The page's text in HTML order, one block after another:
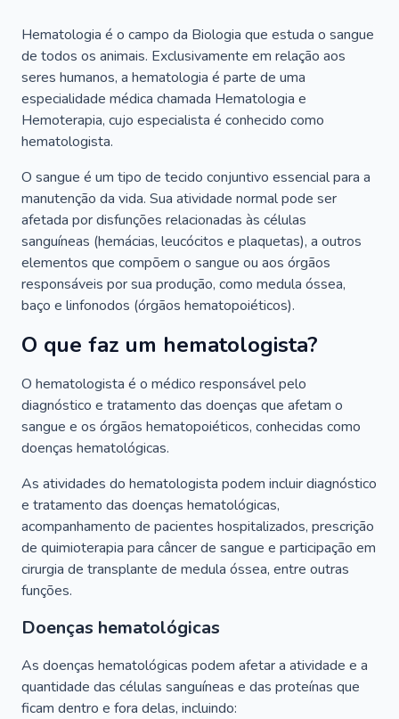
Hematologia é o campo da Biologia que estuda o sangue
de todos os animais. Exclusivamente em relação aos
seres humanos, a hematologia é parte de uma
especialidade médica chamada Hematologia e
Hemoterapia, cujo especialista é conhecido como
hematologista.
O sangue é um tipo de tecido conjuntivo essencial para a
manutenção da vida. Sua atividade normal pode ser
afetada por disfunções relacionadas às células
sanguíneas (hemácias, leucócitos e plaquetas), a outros
elementos que compõem o sangue ou aos órgãos
responsáveis por sua produção, como medula óssea,
baço e linfonodos (órgãos hematopoiéticos).
O que faz um hematologista?
O hematologista é o médico responsável pelo
diagnóstico e tratamento das doenças que afetam o
sangue e os órgãos hematopoiéticos, conhecidas como
doenças hematológicas.
As atividades do hematologista podem incluir diagnóstico
e tratamento das doenças hematológicas,
acompanhamento de pacientes hospitalizados, prescrição
de quimioterapia para câncer de sangue e participação em
cirurgia de transplante de medula óssea, entre outras
funções.
Doenças hematológicas
As doenças hematológicas podem afetar a atividade e a
quantidade das células sanguíneas e das proteínas que
ficam dentro e fora delas, incluindo: